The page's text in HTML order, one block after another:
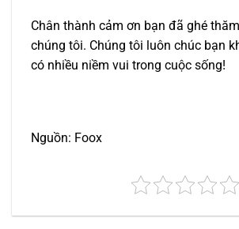
Chân thành cảm ơn bạn đã ghé
chúng tôi. Chúng tôi luôn chúc bạn
có nhiều niềm vui trong cuộc sống!
Nguồn: Foox